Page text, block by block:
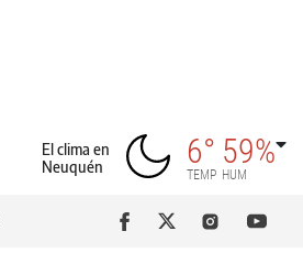
El clima en
Neuquén
6°
TEMP
59%
HUM